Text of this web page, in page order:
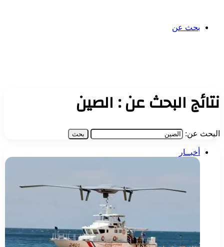
بحث عن
نتائج البحث عن : الصين
البحث عن:
أخبــار